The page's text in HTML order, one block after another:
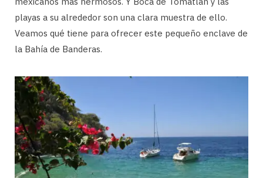
playas a su alrededor son una clara muestra de ello.
Veamos qué tiene para ofrecer este pequeño enclave de
la Bahía de Banderas.